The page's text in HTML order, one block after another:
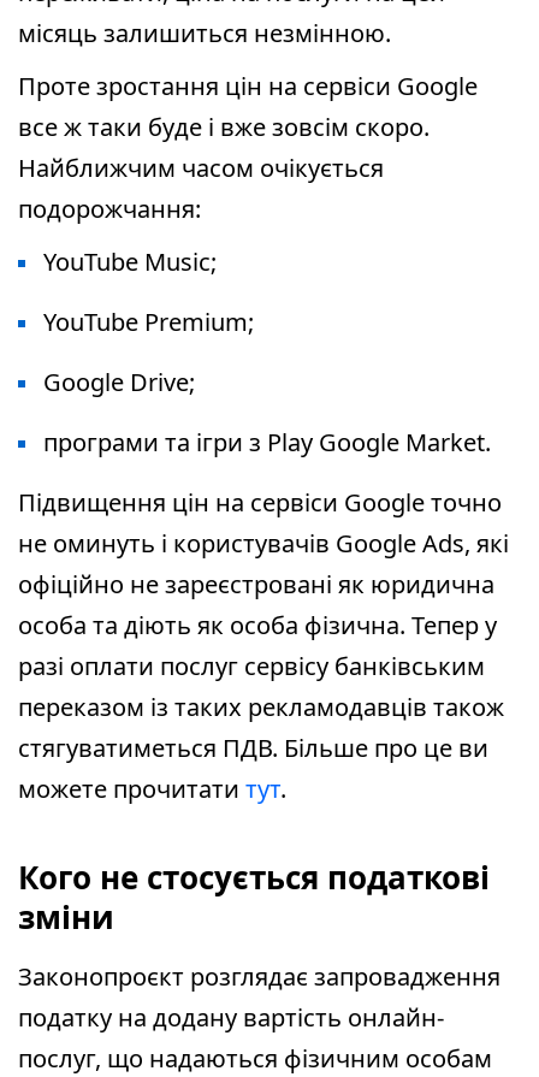
місяць залишиться незмінною.
Проте зростання цін на сервіси Google
все ж таки буде і вже зовсім скоро.
Найближчим часом очікується
подорожчання:
YouTube Music;
YouTube Premium;
Google Drive;
програми та ігри з Play Google Market.
Підвищення цін на сервіси Google точно
не оминуть і користувачів Google Ads, які
офіційно не зареєстровані як юридична
особа та діють як особа фізична. Тепер у
разі оплати послуг сервісу банківським
переказом із таких рекламодавців також
стягуватиметься ПДВ. Більше про це ви
можете прочитати тут.
Кого не стосується податкові
зміни
Законопроєкт розглядає запровадження
податку на додану вартість онлайн-
послуг, що надаються фізичним особам